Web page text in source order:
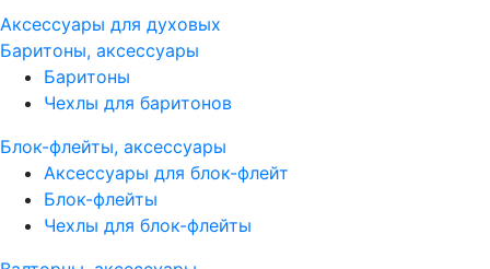
Аксессуары для духовых
Баритоны, аксессуары
Баритоны
Чехлы для баритонов
Блок-флейты, аксессуары
Аксессуары для блок-флейт
Блок-флейты
Чехлы для блок-флейты